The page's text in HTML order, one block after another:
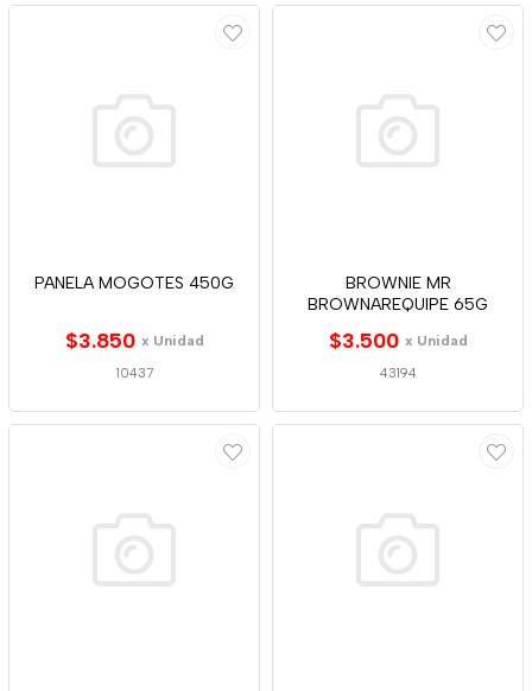
PANELA MOGOTES 450G
$3.850 x Unidad
10437
BROWNIE MR
BROWNAREQUIPE 65G
$3.500 x Unidad
43194